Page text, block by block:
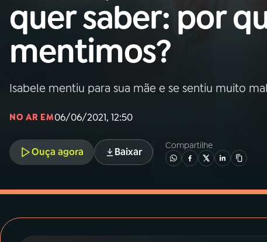
01INÍCIO
02A RÁDIO
03PROGRAMAÇÃO
05PODCASTS
quer saber: por
mentimos?
Isabele mentiu para sua mãe e se sentiu muito
NO AR EM06/06/2021, 12:50
Ouça agora Baixar
Compartilhe